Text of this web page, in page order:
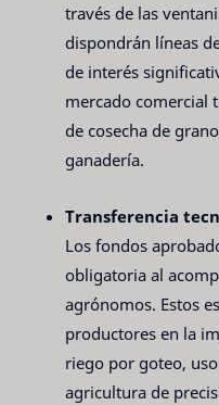
través de las
dispondrán líneas
de interés
mercado comercial
de cosecha de
ganadería.
Transferencia
Los fondos
obligatoria al
agrónomos. Estos
productores en la
riego por goteo,
agricultura de